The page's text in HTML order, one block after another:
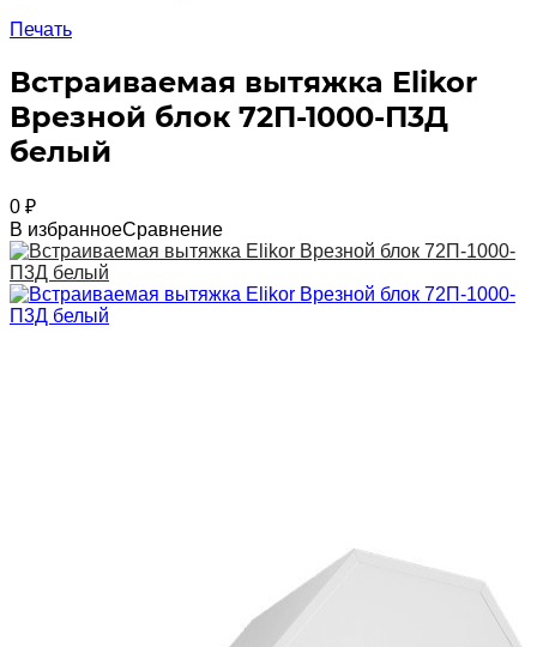
Печать
Встраиваемая вытяжка Elikor
Врезной блок 72П-1000-П3Д
белый
0 ₽
В избранноеСравнение